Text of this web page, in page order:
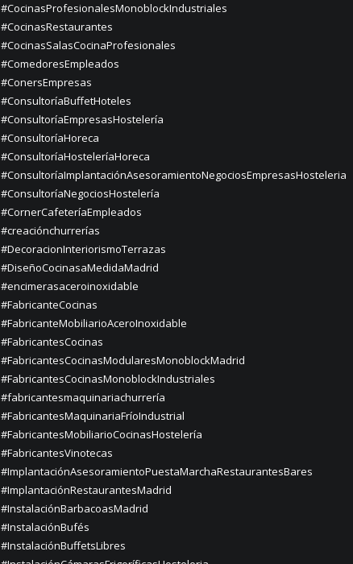
#CocinasProfesionalesMonoblockIndustriales
#CocinasRestaurantes
#CocinasSalasCocinaProfesionales
#ComedoresEmpleados
#ConersEmpresas
#ConsultoríaBuffetHoteles
#ConsultoríaEmpresasHostelería
#ConsultoríaHoreca
#ConsultoríaHosteleríaHoreca
#ConsultoríaImplantaciónAsesoramientoNegociosEmpresasHosteleria
#ConsultoríaNegociosHostelería
#CornerCafeteríaEmpleados
#creaciónchurrerías
#DecoracionInteriorismoTerrazas
#DiseñoCocinasaMedidaMadrid
#encimerasaceroinoxidable
#FabricanteCocinas
#FabricanteMobiliarioAceroInoxidable
#FabricantesCocinas
#FabricantesCocinasModularesMonoblockMadrid
#FabricantesCocinasMonoblockIndustriales
#fabricantesmaquinariachurrería
#FabricantesMaquinariaFríoIndustrial
#FabricantesMobiliarioCocinasHostelería
#FabricantesVinotecas
#ImplantaciónAsesoramientoPuestaMarchaRestaurantesBares
#ImplantaciónRestaurantesMadrid
#InstalaciónBarbacoasMadrid
#InstalaciónBufés
#InstalaciónBuffetsLibres